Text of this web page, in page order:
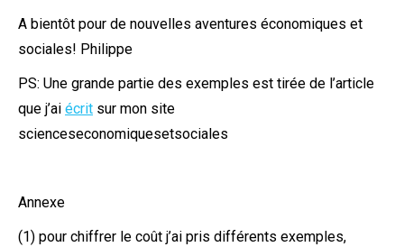
A bientôt pour de nouvelles aventures économiques et
sociales! Philippe
PS: Une grande partie des exemples est tirée de l’article
que j’ai écrit sur mon site
scienceseconomiquesetsociales
Annexe
(1) pour chiffrer le coût j’ai pris différents exemples,